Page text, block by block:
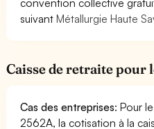
suivantMétallurgie Haute
Caisse de retraite pour
Cas des entreprises: Pour
2562A, la cotisation à la